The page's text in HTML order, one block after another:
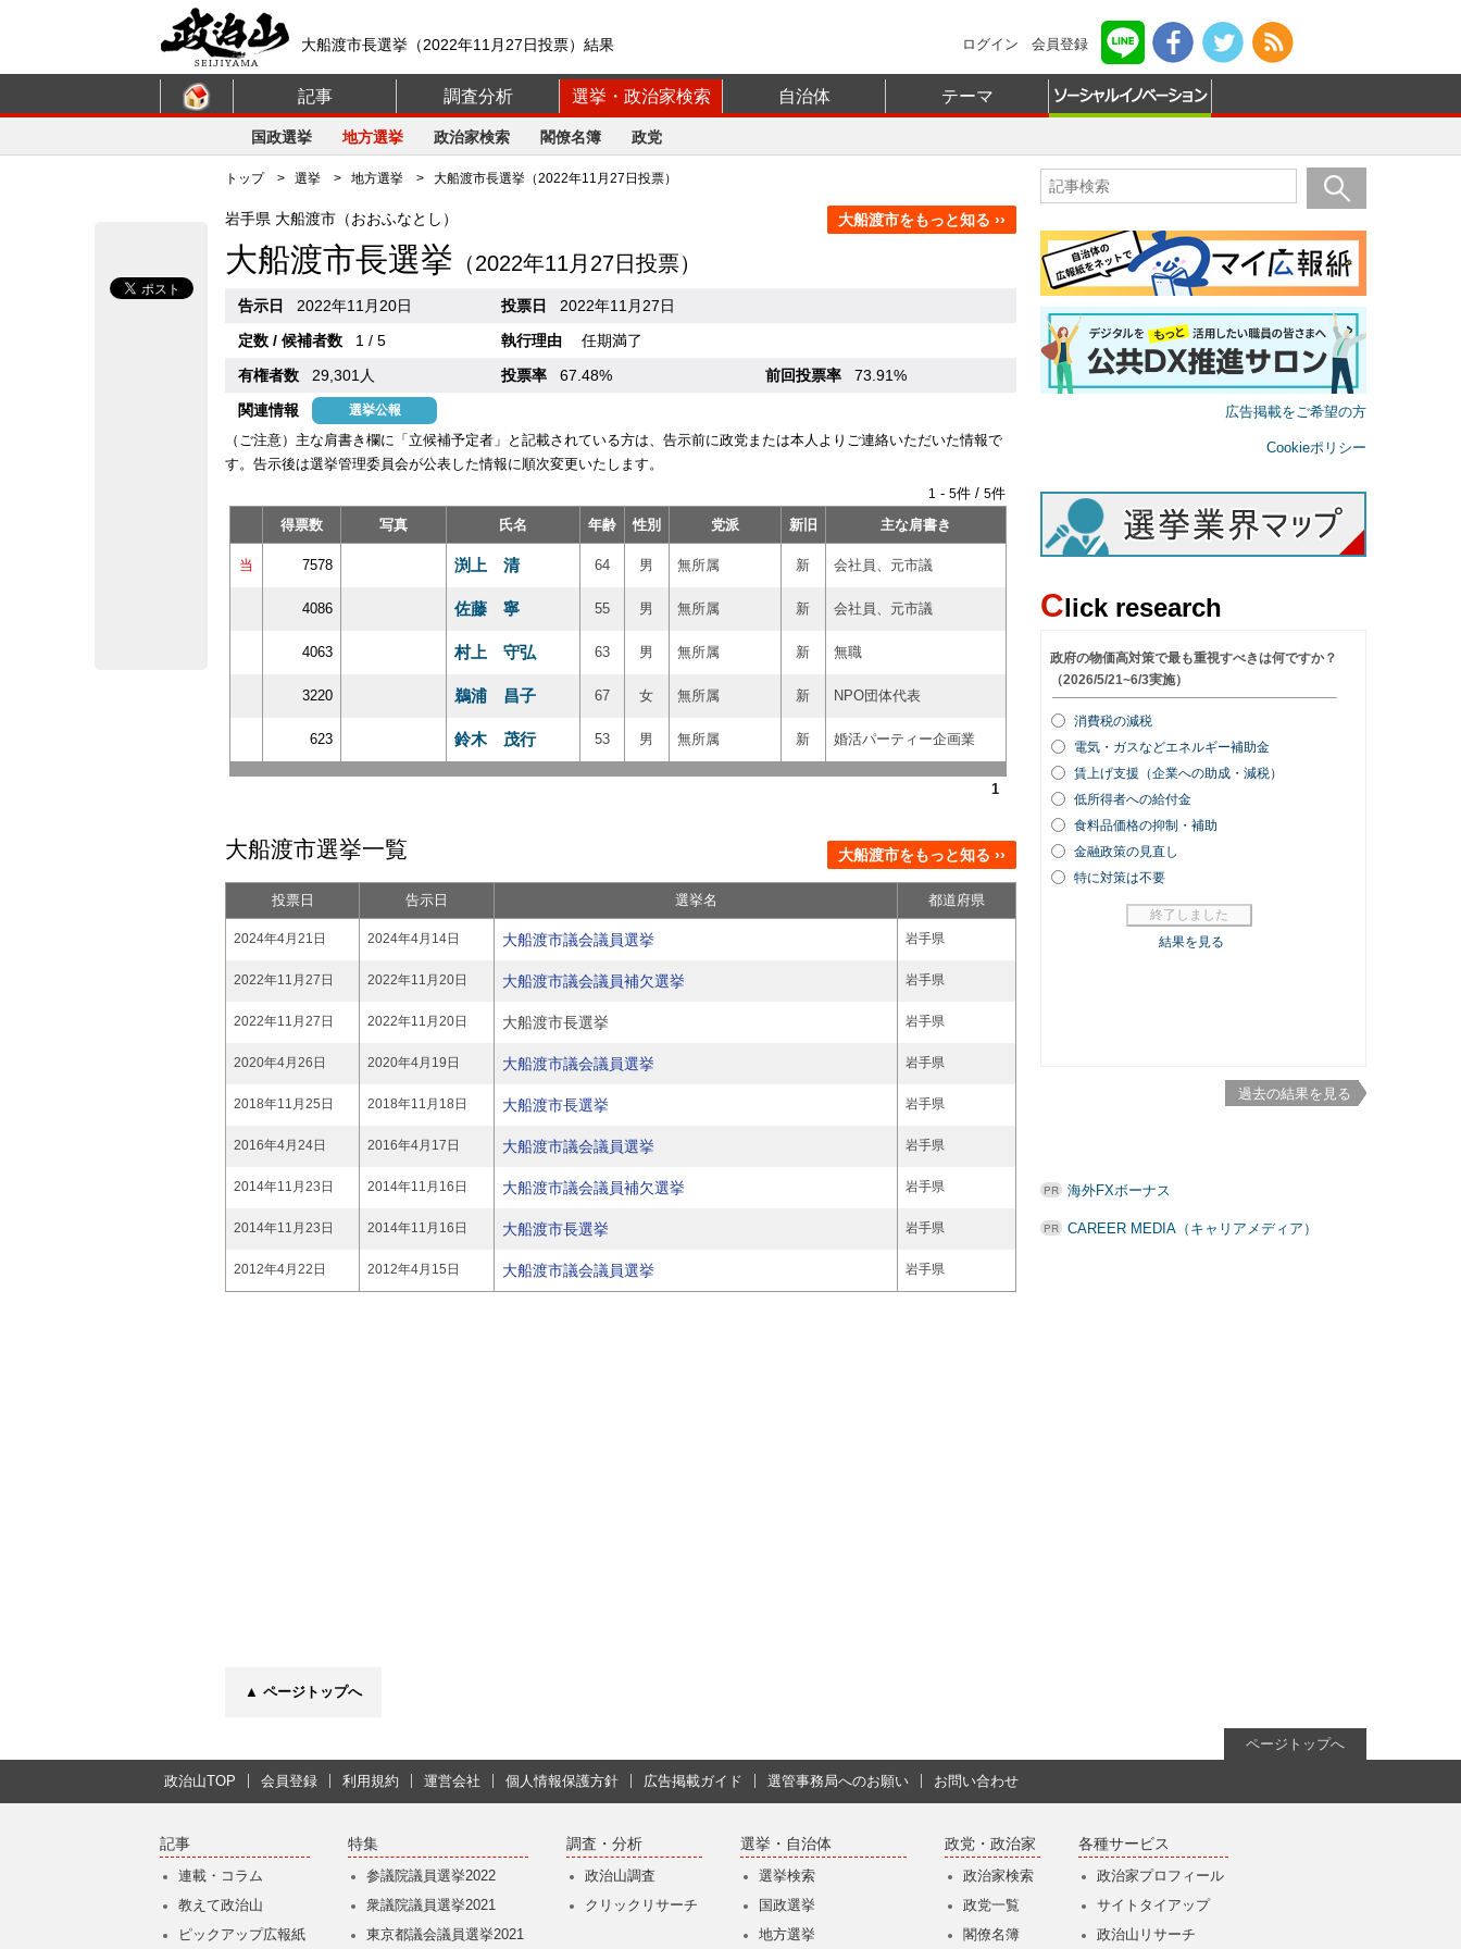
大船渡市長選挙（2022年11月27日投票）結果 ログイン 会員登録
記事 調査分析 選挙・政治家検索 自治体 テーマ
国政選挙 地方選挙 政治家検索 閣僚名簿 政党
トップ> 選挙 > 地方選挙 > 大船渡市長選挙（2022年11月27日投票）
大船渡市をもっと知る ››
岩手県 大船渡市（おおふなとし）
大船渡市長選挙 （2022年11月27日投票）
告示日 2022年11月20日 投票日
2022年11月27日
定数 / 候補者数
1 / 5 執行理由
任期満了
有権者数
29,301人 投票率 67.48% 前回投票率
73.91%
関連情報
選挙公報
（ご注意）主な肩書き欄に「立候補予定者」と記載されている方は、告示前に政党または本人よりご連絡いただいた情報で
す。告示後は選挙管理委員会が公表した情報に順次変更いたします。
1 - 5件 / 5件
得票数
写真 氏名 年齢 性別 党派 新旧 主な肩書き
当 7578 渕上 清 64 男 無所属 新 会社員、元市議
4086 佐藤 寧 55 男 無所属 新 会社員、元市議
4063 村上 守弘 63 男 無所属 新 無職
3220 鵜浦 昌子 67 女 無所属 新 NPO団体代表
623 鈴木 茂行 53 男 無所属 新 婚活パーティー企画業
1
大船渡市選挙一覧 大船渡市をもっと知る ››
投票日 告示日 選挙名 都道府県
2024年4月21日 2024年4月14日 大船渡市議会議員選挙 岩手県
2022年11月27日 2022年11月20日 大船渡市議会議員補欠選挙 岩手県
2022年11月27日 2022年11月20日 大船渡市長選挙 岩手県
2020年4月26日 2020年4月19日 大船渡市議会議員選挙 岩手県
2018年11月25日 2018年11月18日 大船渡市長選挙 岩手県
2016年4月24日 2016年4月17日 大船渡市議会議員選挙 岩手県
2014年11月23日 2014年11月16日 大船渡市議会議員補欠選挙 岩手県
2014年11月23日 2014年11月16日 大船渡市長選挙 岩手県
2012年4月22日 2012年4月15日 大船渡市議会議員選挙 岩手県
▲ ページトップへ
広告掲載をご希望の方
Cookieポリシー
Click research
過去の結果を見る
海外FXボーナス
CAREER MEDIA（キャリアメディア）
ページトップへ
政治山TOP 会員登録 利用規約 運営会社 個人情報保護方針 広告掲載ガイド 選管事務局へのお願い お問い合わせ
記事
連載・コラム
教えて政治山
ピックアップ広報紙
特集
参議院議員選挙2022
衆議院議員選挙2021
東京都議会議員選挙2021
調査・分析
政治山調査
クリックリサーチ
選挙・自治体
選挙検索
国政選挙
地方選挙
政党・政治家
政治家検索
政党一覧
閣僚名簿
各種サービス
政治家プロフィール
サイトタイアップ
政治山リサーチ